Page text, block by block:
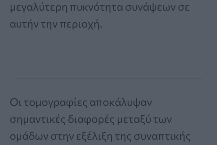
μεγαλύτερη πυκνότητα συνάψεων σε
αυτήν την περιοχή.
Οι τομογραφίες αποκάλυψαν
σημαντικές διαφορές μεταξύ των
ομάδων στην εξέλιξη της συναπτικής